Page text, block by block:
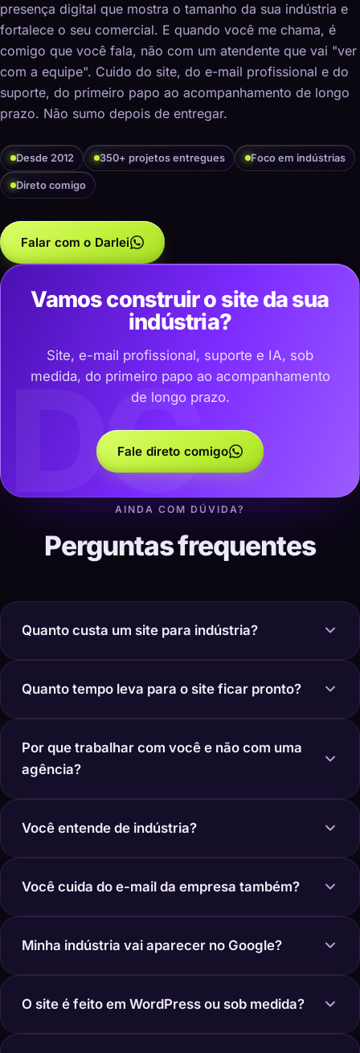
presença digital que mostra o tamanho da sua indústria e
fortalece o seu comercial. E quando você me chama, é
comigo que você fala, não com um atendente que vai "ver
com a equipe". Cuido do site, do e-mail profissional e do
suporte, do primeiro papo ao acompanhamento de longo
prazo. Não sumo depois de entregar.
Desde 2012 350+ projetos entregues Foco em indústrias
Direto comigo
Falar com o Darlei
DC
Vamos construir o site da sua
indústria?
Site, e-mail profissional, suporte e IA, sob
medida, do primeiro papo ao acompanhamento
de longo prazo.
Fale direto comigo
AINDA COM DÚVIDA?
Perguntas frequentes
Quanto custa um site para indústria?
Quanto tempo leva para o site ficar pronto?
Por que trabalhar com você e não com uma
agência?
Você entende de indústria?
Você cuida do e-mail da empresa também?
Minha indústria vai aparecer no Google?
O site é feito em WordPress ou sob medida?